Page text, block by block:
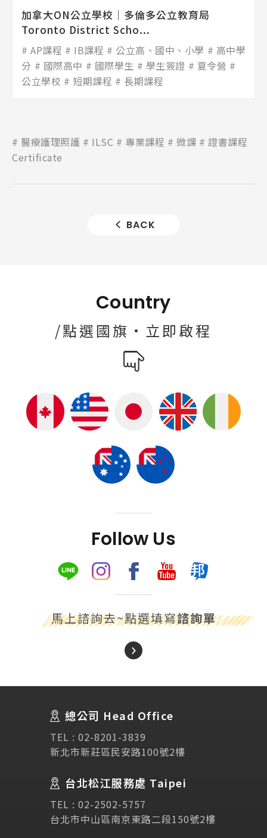
講座活動
Testimonial
Links 相關連結
加拿大ON公立學校│多倫多公立教育局
Toronto District Scho...
AP課程 IB課程 公立高、國中、小學
高中學
分
國際高中 國際學生 學生簽證
夏令營
公立學校
短期課程 長期課程
醫療護理照護 ILSC 專業課程 微課
證書課程
Certificate
BACK
Country
/點選國旗·立即啟程
Follow Us
馬上諮詢去~點選填寫諮詢單
總公司 Head Office
TEL : 02-8201-3839
新北市新莊區民安路100號2樓
台北松江服務處 Taipei
TEL : 02-2502-5757
台北市中山區南京東路二段150號2樓